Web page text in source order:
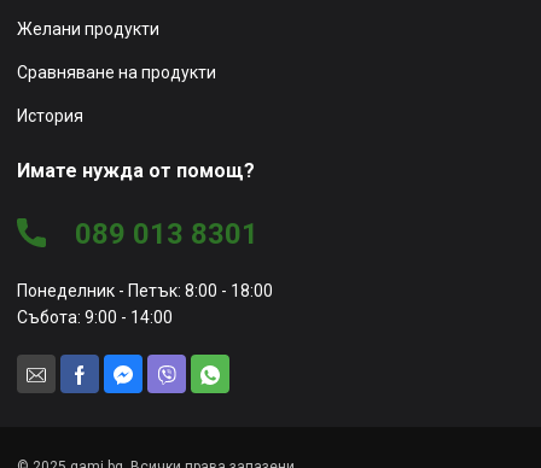
Желани продукти
Сравняване на продукти
История
Имате нужда от помощ?
089 013 8301
Понеделник - Петък: 8:00 - 18:00
Събота: 9:00 - 14:00